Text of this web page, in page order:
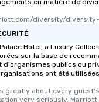
en matière de
diversity/
Hotel, a Luxury
sur la base de
d'organismes publics ou
ont été
greatly about every
very seriously.